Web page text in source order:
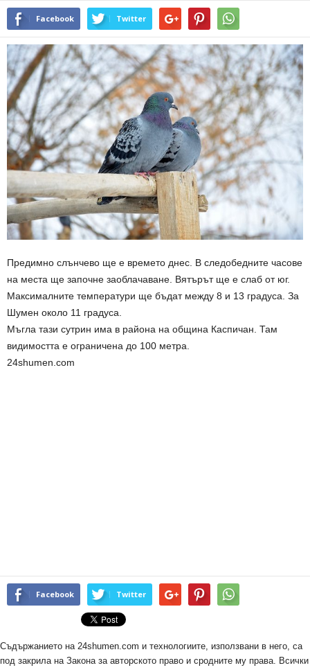
Facebook Twitter
Предимно слънчево ще е времето днес. В следобедните часове
на места ще започне заоблачаване. Вятърът ще е слаб от юг.
Максималните температури ще бъдат между 8 и 13 градуса. За
Шумен около 11 градуса.
Мъгла тази сутрин има в района на община Каспичан. Там
видимостта е ограничена до 100 метра.
24shumen.com
Facebook Twitter
Съдържанието на 24shumen.com и технологиите, използвани в него, са
под закрила на Закона за авторското право и сродните му права. Всички